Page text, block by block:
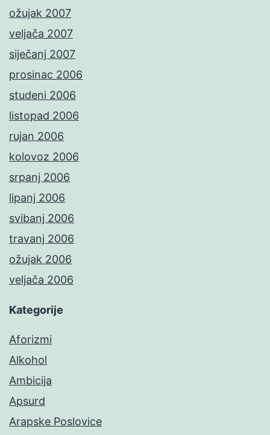
ožujak 2007
veljača 2007
siječanj 2007
prosinac 2006
studeni 2006
listopad 2006
rujan 2006
kolovoz 2006
srpanj 2006
lipanj 2006
svibanj 2006
travanj 2006
ožujak 2006
veljača 2006
Kategorije
Aforizmi
Alkohol
Ambicija
Apsurd
Arapske Poslovice